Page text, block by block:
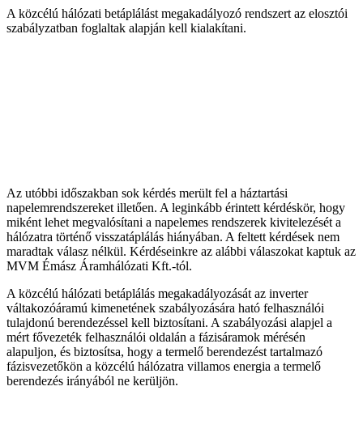
A közcélú hálózati betáplálást megakadályozó rendszert az elosztói
szabályzatban foglaltak alapján kell kialakítani.
Az utóbbi időszakban sok kérdés merült fel a háztartási
napelemrendszereket illetően. A leginkább érintett kérdéskör, hogy
miként lehet megvalósítani a napelemes rendszerek kivitelezését a
hálózatra történő visszatáplálás hiányában. A feltett kérdések nem
maradtak válasz nélkül. Kérdéseinkre az alábbi válaszokat kaptuk az
MVM Émász Áramhálózati Kft.-tól.
A közcélú hálózati betáplálás megakadályozását az inverter
váltakozóáramú kimenetének szabályozására ható felhasználói
tulajdonú berendezéssel kell biztosítani. A szabályozási alapjel a
mért fővezeték felhasználói oldalán a fázisáramok mérésén
alapuljon, és biztosítsa, hogy a termelő berendezést tartalmazó
fázisvezetőkön a közcélú hálózatra villamos energia a termelő
berendezés irányából ne kerüljön.